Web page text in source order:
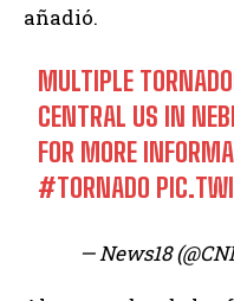
añadió.
MULTIPLE
CENTRAL US IN
FOR MORE
#TORNADO
— News18